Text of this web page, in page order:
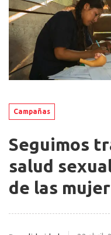
Campañas
Seguimos
salud
de las